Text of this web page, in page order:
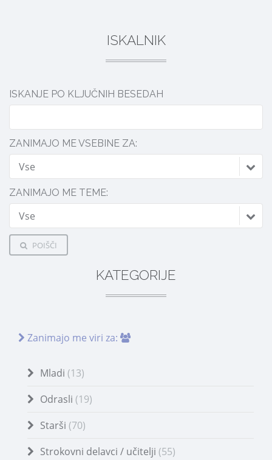
ISKALNIK
ISKANJE PO KLJUČNIH BESEDAH
ZANIMAJO ME VSEBINE ZA:
Vse
ZANIMAJO ME TEME:
Vse
POIŠČI
KATEGORIJE
Zanimajo me viri za:
Mladi (13)
Odrasli (19)
Starši (70)
Strokovni delavci / učitelji (55)